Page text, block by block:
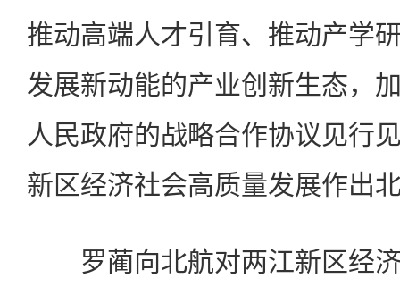
推动高端人才引育、推动产学
发展新动能的产业创新生态，
人民政府的战略合作协议见行
新区经济社会高质量发展作出
罗蔺向北航对两江新区经济